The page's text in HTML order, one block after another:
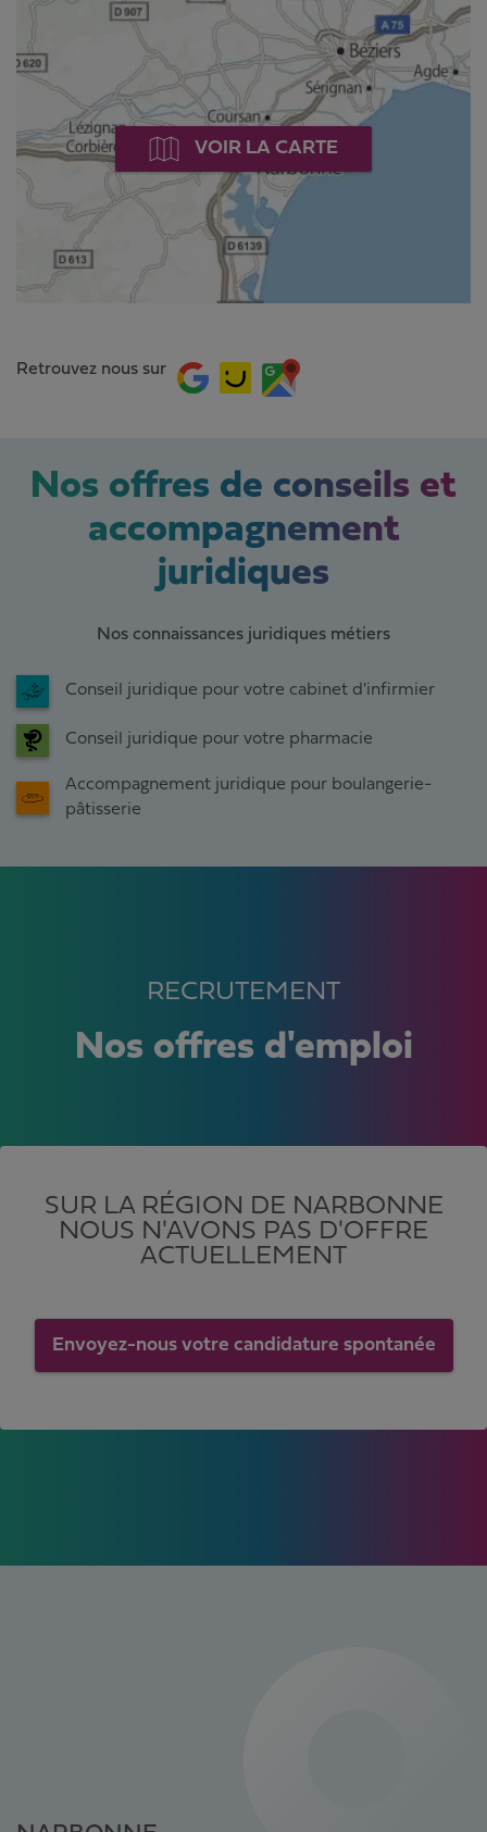
VOIR LA CARTE
Retrouvez nous sur
Nos offres de conseils et
accompagnement
juridiques
Nos connaissances juridiques métiers
Conseil juridique pour votre cabinet d'infirmier
Conseil juridique pour votre pharmacie
Accompagnement juridique pour boulangerie-
pâtisserie
RECRUTEMENT
Nos offres d'emploi
SUR LA RÉGION DE NARBONNE
NOUS N'AVONS PAS D'OFFRE
ACTUELLEMENT
Envoyez-nous votre candidature spontanée